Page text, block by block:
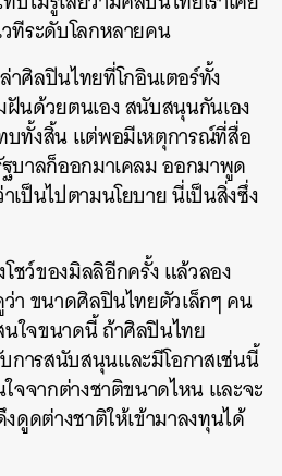
ทีระดับโลกหลายคน
าศิลปินไทยที่โกอินเตอร์ทั้ง
นด้วยตนเอง สนับสนุนกันเอง
บทั้งสิ้น แต่พอมีเหตุการณ์ที่สื่อ
บาลก็ออกมาเคลม ออกมาพูด
เป็นไปตามนโยบาย นี่เป็นสิ่งซึ่ง
ชว์ของมิลลิอีกครั้ง แล้วลอง
า ขนาดศิลปินไทยตัวเล็กๆ คน
ใจขนาดนี้ ถ้าศิลปินไทย
ารสนับสนุนและมีโอกาสเช่นนี้
จจากต่างชาติขนาดไหน และจะ
ดูดต่างชาติให้เข้ามาลงทุนได้